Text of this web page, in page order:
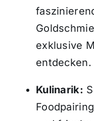
exklusive
entdecken.
Kulinarik: